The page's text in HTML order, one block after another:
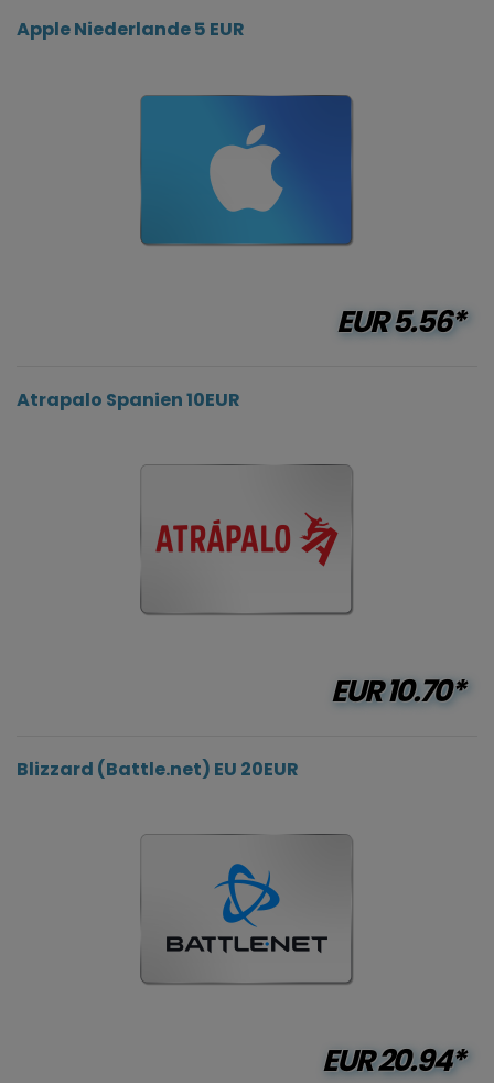
Apple Niederlande 5 EUR
EUR5.56*
Atrapalo Spanien 10EUR
EUR10.70*
Blizzard (Battle.net) EU 20EUR
EUR20.94*